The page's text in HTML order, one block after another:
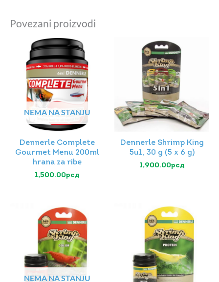
Povezani proizvodi
NEMA NA STANJU
Dennerle Complete
Gourmet Menu 200ml
hrana za ribe
1,500.00рсд
Dennerle Shrimp King
5u1, 30 g (5 x 6 g)
1,900.00рсд
NEMA NA STANJU